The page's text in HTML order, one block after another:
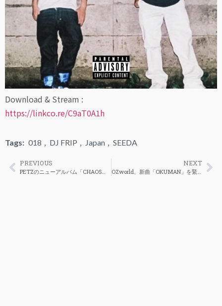
Download & Stream :
https://linkco.re/C9aT0A1h
Tags: 018 , DJ FRIP , Japan , SEEDA
PREVIOUS
PETZのニューアルバム「CHAOS」のリードシングル「RED」のビジュアルが公開
NEXT
OZworld、新曲「OKUMAN」を緊急リリース